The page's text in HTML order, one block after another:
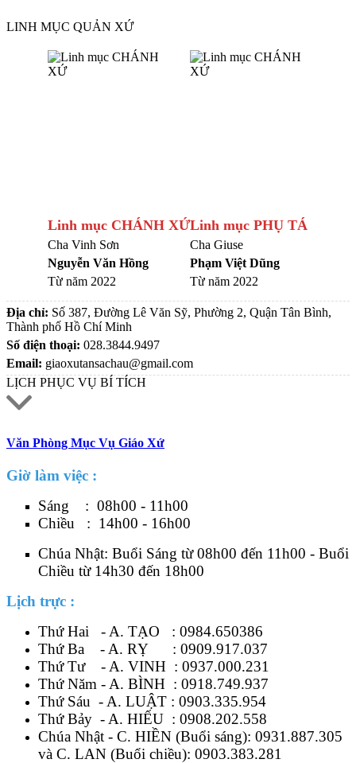
LINH MỤC QUẢN XỨ
Linh mục CHÁNH XỨ
Cha Vinh Sơn
Nguyễn Văn Hồng
Từ năm 2022
Linh mục PHỤ TÁ
Cha Giuse
Phạm Việt Dũng
Từ năm 2022
Địa chỉ: Số 387, Đường Lê Văn Sỹ, Phường 2, Quận Tân Bình,
Thành phố Hồ Chí Minh
Số điện thoại: 028.3844.9497
Email: giaoxutansachau@gmail.com
LỊCH PHỤC VỤ BÍ TÍCH
Văn Phòng Mục Vụ Giáo Xứ
Giờ làm việc :
Sáng : 08h00 - 11h00
Chiều : 14h00 - 16h00
Chúa Nhật: Buổi Sáng từ 08h00 đến 11h00 - Buổi
Chiều từ 14h30 đến 18h00
Lịch trực :
Thứ Hai - A. TẠO : 0984.650386
Thứ Ba - A. RỴ : 0909.917.037
Thứ Tư - A. VINH : 0937.000.231
Thứ Năm - A. BÌNH : 0918.749.937
Thứ Sáu - A. LUẬT : 0903.335.954
Thứ Bảy - A. HIẾU : 0908.202.558
Chúa Nhật - C. HIỀN (Buổi sáng): 0931.887.305
và C. LAN (Buổi chiều): 0903.383.281